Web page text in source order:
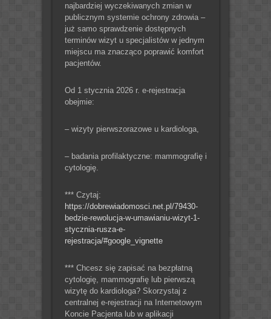
najbardziej wyczekiwanych zmian w
publicznym systemie ochrony zdrowia –
już samo sprawdzenie dostępnych
terminów wizyt u specjalistów w jednym
miejscu ma znacząco poprawić komfort
pacjentów.
Od 1 stycznia 2026 r. e-rejestracja
obejmie:
– wizyty pierwszorazowe u kardiologa,
– badania profilaktyczne: mammografię i
cytologię.
*** Czytaj:
https://dobrewiadomosci.net.pl/79430-
bedzie-rewolucja-w-umawianiu-wizyt-1-
stycznia-rusza-e-
rejestracja/#google_vignette
*** Chcesz się zapisać na bezpłatną
cytologię, mammografię lub pierwszą
wizytę do kardiologa? Skorzystaj z
centralnej e-rejestracji na Internetowym
Koncie Pacjenta lub w aplikacji